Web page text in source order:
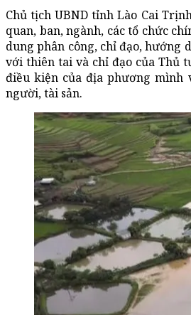
Chủ tịch UBND tỉnh Lào Cai
quan, ban, ngành, các tổ chức
dung phân công, chỉ đạo, hướng
với thiên tai và chỉ đạo của Thủ
điều kiện của địa phương mình
người, tài sản.